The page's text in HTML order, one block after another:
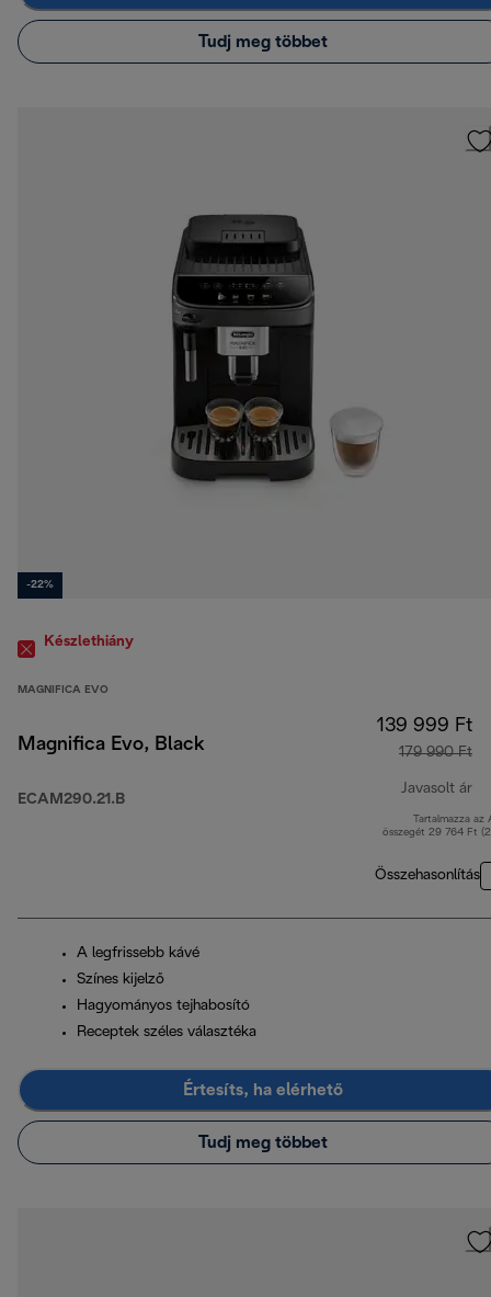
Tudj meg többet
-22%
Készlethiány
MAGNIFICA EVO
Magnifica Evo, Black
ECAM290.21.B
139 999 Ft
179 990 Ft
Javasolt ár
Tartalmazza az
összegét 29 764 Ft
Összehasonlítás
A legfrissebb kávé
Színes kijelző
Hagyományos tejhabosító
Receptek széles választéka
Értesíts, ha elérhető
Tudj meg többet